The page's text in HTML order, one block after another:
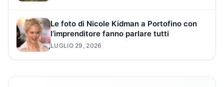
Le foto di Nicole Kidman a Portofino con
l’imprenditore fanno parlare tutti
LUGLIO 29, 2026